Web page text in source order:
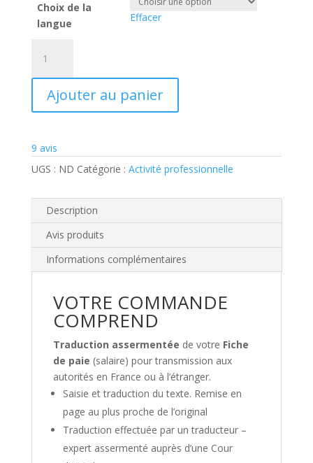
Choix de la
langue
Effacer
Traduction
fiche
de
Ajouter au panier
9 avis
UGS : ND Catégorie : Activité professionnelle
Description
Avis produits
Informations complémentaires
VOTRE COMMANDE
COMPREND
Traduction assermentée de votre Fiche
de paie (salaire) pour transmission aux
autorités en France ou à l’étranger.
Saisie et traduction du texte. Remise en
page au plus proche de l’original
Traduction effectuée par un traducteur –
expert assermenté auprès d’une Cour